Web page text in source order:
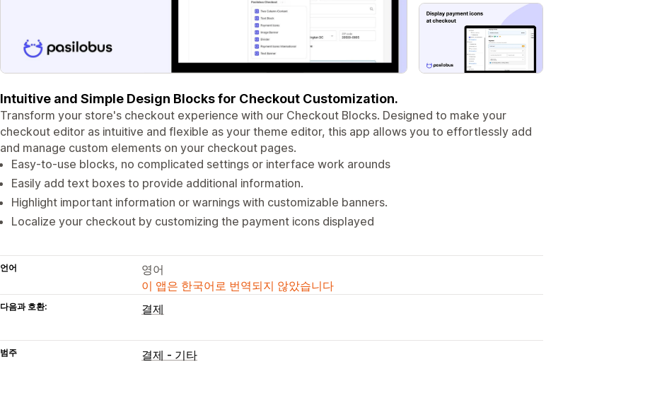
Intuitive and Simple Design Blocks for Checkout Customization.
Transform your store's checkout experience with our Checkout Blocks. Designed to make your
checkout editor as intuitive and flexible as your theme editor, this app allows you to effortlessly add
and manage custom elements on your checkout pages.
Easy-to-use blocks, no complicated settings or interface work arounds
Easily add text boxes to provide additional information.
Highlight important information or warnings with customizable banners.
Localize your checkout by customizing the payment icons displayed
언어
영어
이 앱은 한국어로 번역되지 않았습니다
다음과 호환: 결제
범주 결제 - 기타